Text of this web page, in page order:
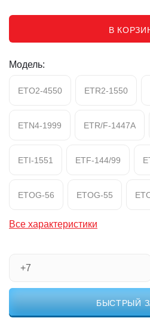
В
Модель:
ETO2-4550 ETR2-1550
ETN4-1999 ETR/F-1447A
ETI-1551 ETF-144/99
ETOG-56 ETOG-55
Все характеристики
БЫСТРЫЙ